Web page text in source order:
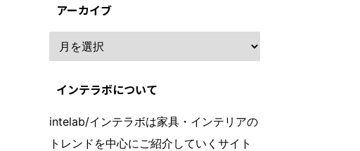
アーカイブ
インテラボについて
intelab/インテラボは家具・インテリアの
トレンドを中心にご紹介していくサイト